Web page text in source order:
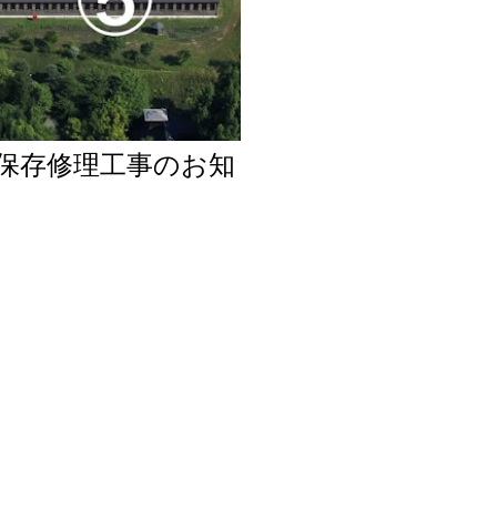
存修理工事のお知